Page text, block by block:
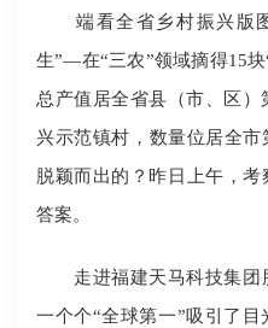
端看全省乡村振兴版图
生”―在“三农”领域摘得15
总产值居全省县（市、区
兴示范镇村，数量位居全
脱颖而出的？昨日上午，
答案。
走进福建天马科技集团
一个个“全球第一”吸引了